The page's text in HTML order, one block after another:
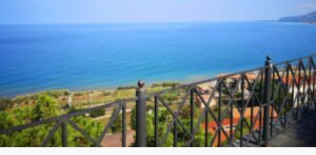
Wir übernachten noch in Südtirol mit Blick auf den
Mendelpass und die Südtiroler Weinstraße. Hier
beziehen wir für 2 Nächte unser Quartier. (F/-/A)
5. Tag: Ca. 50-90 km zum Ziel Gardasee
Heute sind wir im Trentino unterwegs. Man spürt